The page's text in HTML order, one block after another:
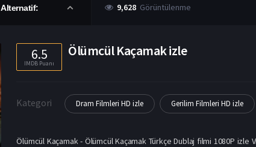
Alternatif: 9,628 Görüntülenme
6.5
IMDB Puanı
Ölümcül Kaçamak izle
Kategori Dram Filmleri HD izle Gerilim Filmleri HD izle
Ölümcül Kaçamak - Ölümcül Kaçamak Türkçe Dublaj filmi 1080P izle